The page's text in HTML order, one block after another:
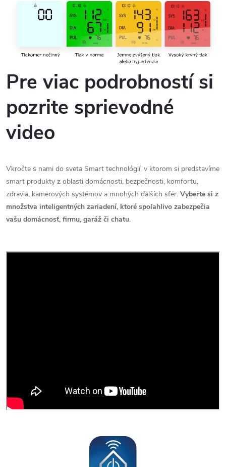
Pre viac podrobností si
pozrite sprievodné
video
Vkročte s nami do sveta Smart technológií, v ktorom si predstavíme
smart produkty z oblasti domácnosti, bezpečnosti, komfortu,
zdravia, kamerových systémov a mnohých ďalších sfér. Vyberte si z
množstva inteligentných zariadení, ktoré spoľahlivo zabezpečia
vašu domácnosť, firmu, garáž či chatu.